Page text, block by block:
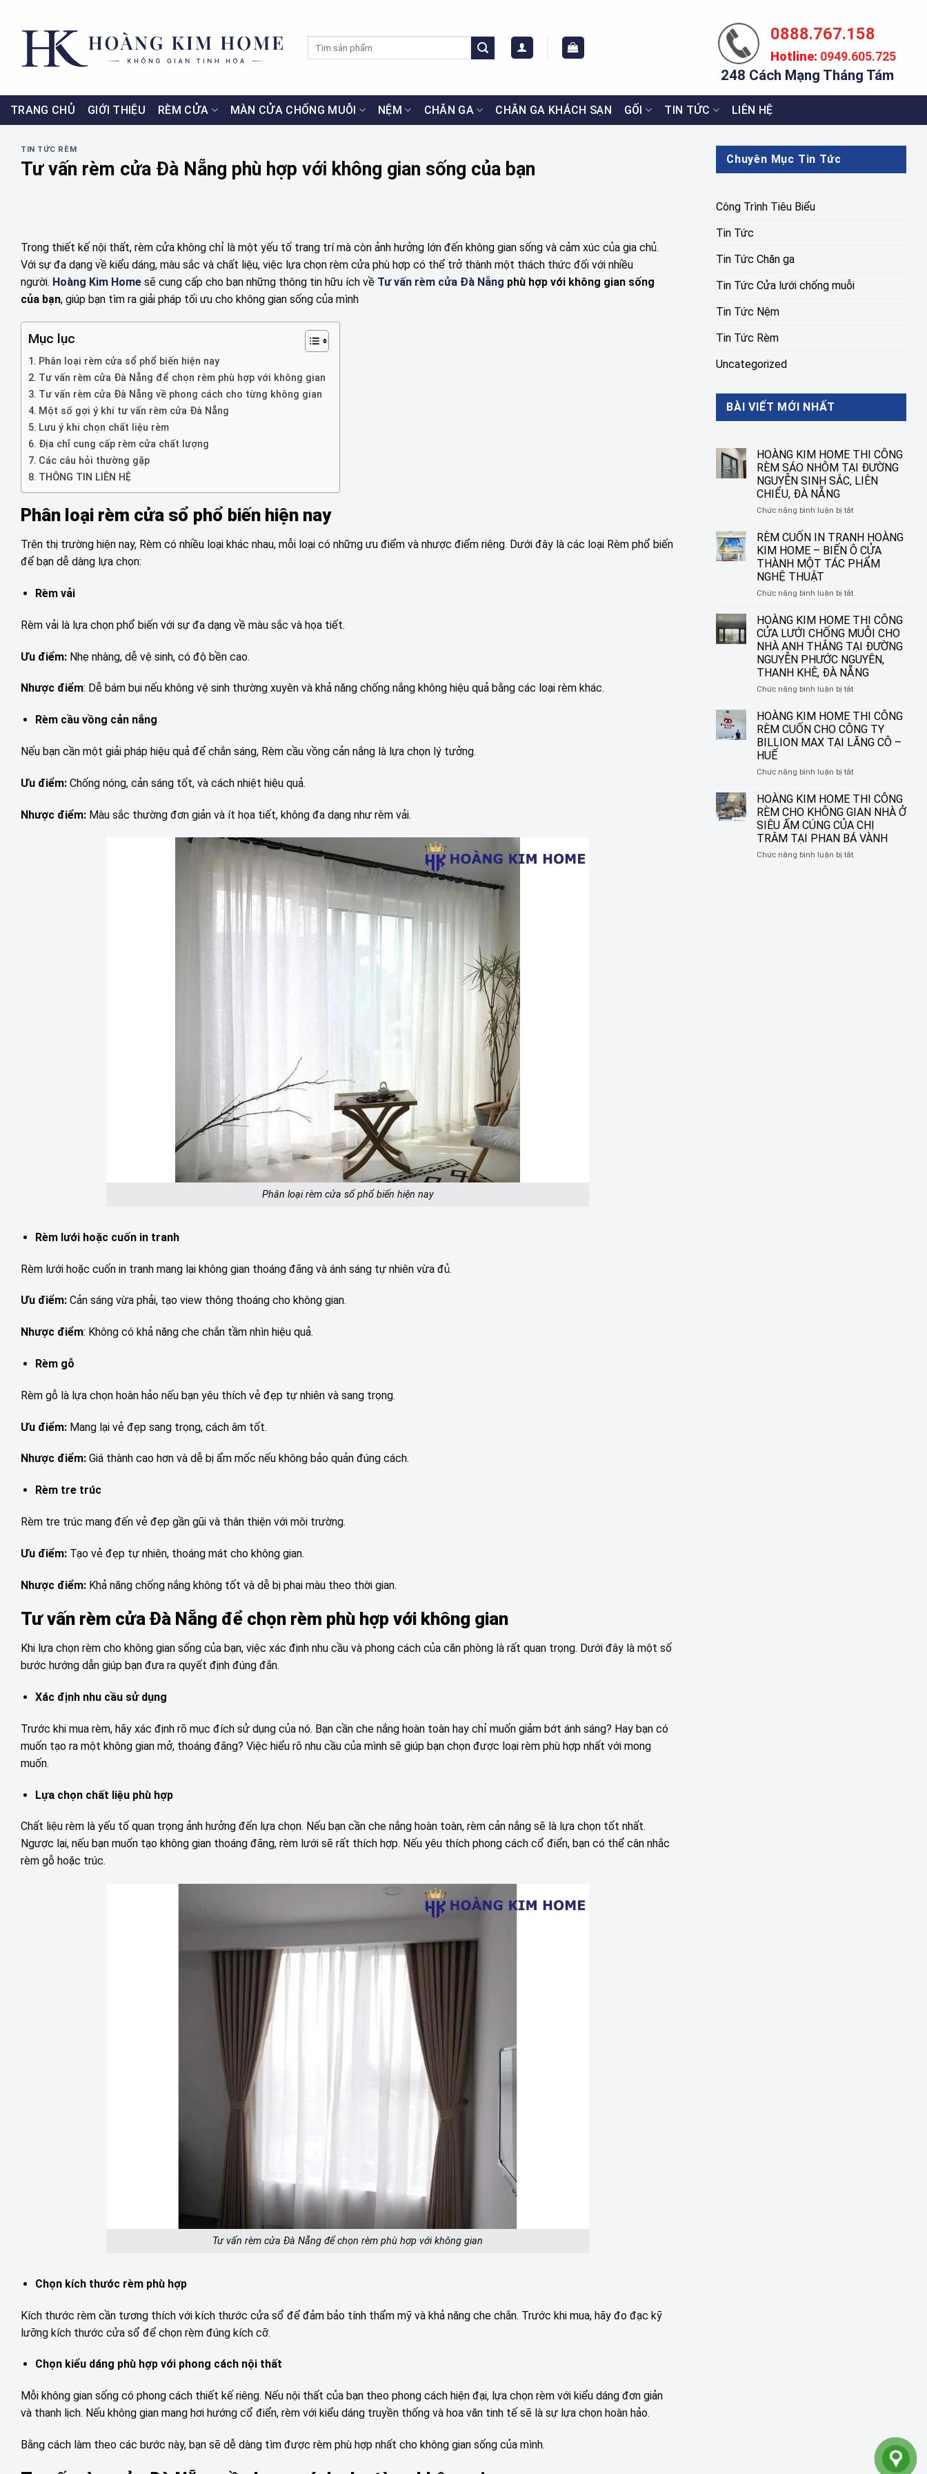
0888.767.158
Hotline: 0949.605.725
248 Cách Mạng Tháng Tám
TRANG CHỦ GIỚI THIỆU RÈM CỬA MÀN CỬA CHỐNG MUỖI NỆM CHĂN GA CHĂN GA KHÁCH SẠN GỐI TIN TỨC LIÊN HỆ
TIN TỨC RÈM
Tư vấn rèm cửa Đà Nẵng phù hợp với không gian sống của bạn
Trong thiết kế nội thất, rèm cửa không chỉ là một yếu tố trang trí mà còn ảnh hưởng lớn đến không gian sống và cảm xúc của gia chủ.
Với sự đa dạng về kiểu dáng, màu sắc và chất liệu, việc lựa chọn rèm cửa phù hợp có thể trở thành một thách thức đối với nhiều
người. Hoàng Kim Home sẽ cung cấp cho bạn những thông tin hữu ích về Tư vấn rèm cửa Đà Nẵng phù hợp với không gian sống
của bạn, giúp bạn tìm ra giải pháp tối ưu cho không gian sống của mình
Mục lục
Phân loại rèm cửa sổ phổ biến hiện nay
Tư vấn rèm cửa Đà Nẵng để chọn rèm phù hợp với không gian
Tư vấn rèm cửa Đà Nẵng về phong cách cho từng không gian
Một số gợi ý khi tư vấn rèm cửa Đà Nẵng
Lưu ý khi chọn chất liệu rèm
Địa chỉ cung cấp rèm cửa chất lượng
Các câu hỏi thường gặp
THÔNG TIN LIÊN HỆ
Phân loại rèm cửa sổ phổ biến hiện nay
Trên thị trường hiện nay, Rèm có nhiều loại khác nhau, mỗi loại có những ưu điểm và nhược điểm riêng. Dưới đây là các loại Rèm phổ biến
để bạn dễ dàng lựa chọn:
Rèm vải
Rèm vải là lựa chọn phổ biến với sự đa dạng về màu sắc và họa tiết.
Ưu điểm: Nhẹ nhàng, dễ vệ sinh, có độ bền cao.
Nhược điểm: Dễ bám bụi nếu không vệ sinh thường xuyên và khả năng chống nắng không hiệu quả bằng các loại rèm khác.
Rèm cầu vồng cản nắng
Nếu bạn cần một giải pháp hiệu quả để chắn sáng, Rèm cầu vồng cản nắng là lựa chọn lý tưởng.
Ưu điểm: Chống nóng, cản sáng tốt, và cách nhiệt hiệu quả.
Nhược điểm: Màu sắc thường đơn giản và ít họa tiết, không đa dạng như rèm vải.
Phân loại rèm cửa sổ phổ biến hiện nay
Rèm lưới hoặc cuốn in tranh
Rèm lưới hoặc cuốn in tranh mang lại không gian thoáng đãng và ánh sáng tự nhiên vừa đủ.
Ưu điểm: Cản sáng vừa phải, tạo view thông thoáng cho không gian.
Nhược điểm: Không có khả năng che chắn tầm nhìn hiệu quả.
Rèm gỗ
Rèm gỗ là lựa chọn hoàn hảo nếu bạn yêu thích vẻ đẹp tự nhiên và sang trọng.
Ưu điểm: Mang lại vẻ đẹp sang trọng, cách âm tốt.
Nhược điểm: Giá thành cao hơn và dễ bị ẩm mốc nếu không bảo quản đúng cách.
Rèm tre trúc
Rèm tre trúc mang đến vẻ đẹp gần gũi và thân thiện với môi trường.
Ưu điểm: Tạo vẻ đẹp tự nhiên, thoáng mát cho không gian.
Nhược điểm: Khả năng chống nắng không tốt và dễ bị phai màu theo thời gian.
Tư vấn rèm cửa Đà Nẵng để chọn rèm phù hợp với không gian
Khi lựa chọn rèm cho không gian sống của bạn, việc xác định nhu cầu và phong cách của căn phòng là rất quan trọng. Dưới đây là một số
bước hướng dẫn giúp bạn đưa ra quyết định đúng đắn.
Xác định nhu cầu sử dụng
Trước khi mua rèm, hãy xác định rõ mục đích sử dụng của nó. Bạn cần che nắng hoàn toàn hay chỉ muốn giảm bớt ánh sáng? Hay bạn có
muốn tạo ra một không gian mở, thoáng đãng? Việc hiểu rõ nhu cầu của mình sẽ giúp bạn chọn được loại rèm phù hợp nhất với mong
muốn.
Lựa chọn chất liệu phù hợp
Chất liệu rèm là yếu tố quan trọng ảnh hưởng đến lựa chọn. Nếu bạn cần che nắng hoàn toàn, rèm cản nắng sẽ là lựa chọn tốt nhất.
Ngược lại, nếu bạn muốn tạo không gian thoáng đãng, rèm lưới sẽ rất thích hợp. Nếu yêu thích phong cách cổ điển, bạn có thể cân nhắc
rèm gỗ hoặc trúc.
Tư vấn rèm cửa Đà Nẵng để chọn rèm phù hợp với không gian
Chọn kích thước rèm phù hợp
Kích thước rèm cần tương thích với kích thước cửa sổ để đảm bảo tính thẩm mỹ và khả năng che chắn. Trước khi mua, hãy đo đạc kỹ
lưỡng kích thước cửa sổ để chọn rèm đúng kích cỡ.
Chọn kiểu dáng phù hợp với phong cách nội thất
Mỗi không gian sống có phong cách thiết kế riêng. Nếu nội thất của bạn theo phong cách hiện đại, lựa chọn rèm với kiểu dáng đơn giản
và thanh lịch. Nếu không gian mang hơi hướng cổ điển, rèm với kiểu dáng truyền thống và hoa văn tinh tế sẽ là sự lựa chọn hoàn hảo.
Bằng cách làm theo các bước này, bạn sẽ dễ dàng tìm được rèm phù hợp nhất cho không gian sống của mình.
Chuyên Mục Tin Tức
Công Trình Tiêu Biểu
Tin Tức
Tin Tức Chăn ga
Tin Tức Cửa lưới chống muỗi
Tin Tức Nệm
Tin Tức Rèm
Uncategorized
BÀI VIẾT MỚI NHẤT
HOÀNG KIM HOME THI CÔNG
RÈM SÁO NHÔM TẠI ĐƯỜNG
NGUYỄN SINH SẮC, LIÊN
CHIỂU, ĐÀ NẴNG
Chức năng bình luận bị tắtở
KIM
HOME
THI
CÔNG
SÁO
TẠI
ĐƯỜNG
NGUYỄN
SINH
SẮC,
LIÊN
CHIỂU,
RÈM CUỐN IN TRANH HOÀNG
KIM HOME – BIẾN Ô CỬA
THÀNH MỘT TÁC PHẨM
NGHỆ THUẬT
Chức năng bình luận bị tắtở
CUỐN
IN
TRANH
HOÀNG
KIM
HOME
–
Ô
CỬA
THÀNH
MỘT
PHẨM
HOÀNG KIM HOME THI CÔNG
CỬA LƯỚI CHỐNG MUỖI CHO
NHÀ ANH THẮNG TẠI ĐƯỜNG
NGUYỄN PHƯỚC NGUYÊN,
THANH KHÊ, ĐÀ NẴNG
Chức năng bình luận bị tắtở
KIM
HOME
THI
CÔNG
LƯỚI
MUỖI
CHO
NHÀ
ANH
THẮNG
TẠI
HOÀNG KIM HOME THI CÔNG
RÈM CUỐN CHO CÔNG TY
BILLION MAX TẠI LĂNG CÔ –
HUẾ
Chức năng bình luận bị tắtở
KIM
HOME
THI
CÔNG
RÈM
CUỐN
HOÀNG KIM HOME THI CÔNG
RÈM CHO KHÔNG GIAN NHÀ Ở
SIÊU ẤM CÚNG CỦA CHỊ
TRÂM TẠI PHAN BÁ VÀNH
Chức năng bình luận bị tắtở